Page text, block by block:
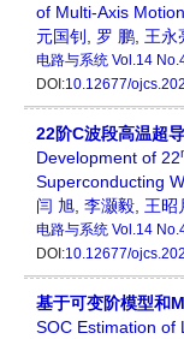
of Multi-Axis
元国钊, 罗 鹏, 王永
电路与系统 Vol.14
DOI:10.12677/
22阶C波段高温超
Development of 22
Superconducting
闫 旭, 李灏毅, 王昭
电路与系统 Vol.14
DOI:10.12677/
基于可变阶模型和
SOC Estimation of